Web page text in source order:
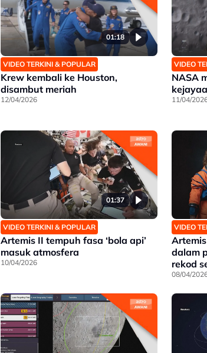
01:18
VIDEO TERKINI & POPULAR
Krew kembali ke Houston,
disambut meriah
12/04/2026
VIDEO
NASA
11/04/
01:37
VIDEO TERKINI & POPULAR
Artemis II tempuh fasa ‘bola api’
masuk atmosfera
10/04/2026
VIDEO
dalam
rekod
08/04/